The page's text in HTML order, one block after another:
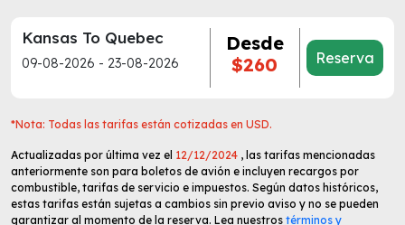
Kansas To Quebec
09-08-2026 - 23-08-2026
Desde
$260
Reserva
*Nota: Todas las tarifas están cotizadas en USD.
Actualizadas por última vez el 12/12/2024 , las tarifas mencionadas
anteriormente son para boletos de avión e incluyen recargos por
combustible, tarifas de servicio e impuestos. Según datos históricos,
estas tarifas están sujetas a cambios sin previo aviso y no se pueden
garantizar al momento de la reserva. Lea nuestros términos y